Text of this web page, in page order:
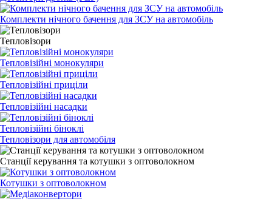
Комплекти нічного бачення для ЗСУ на автомобіль
Тепловізори
Тепловізійні монокуляри
Тепловізійні приціли
Тепловізійні насадки
Тепловізійні біноклі
Тепловізори для автомобіля
Станції керування та котушки з оптоволокном
Котушки з оптоволокном